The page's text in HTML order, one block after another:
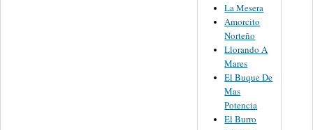
La Mesera
Amorcito
Norteño
Llorando A
Mares
El Buque De
Mas
Potencia
El Burro